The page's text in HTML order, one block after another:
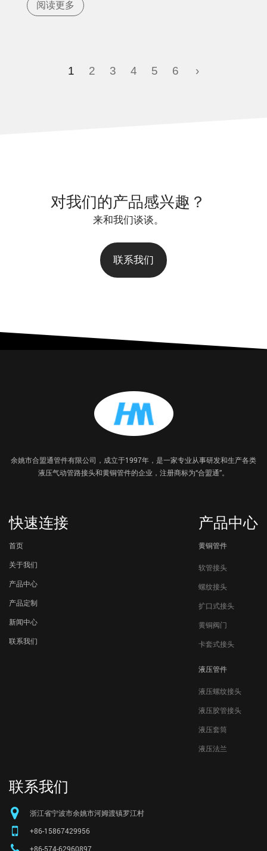
阅读更多
1 2 3 4 5 6 ›
对我们的产品感兴趣？
来和我们谈谈。
联系我们
余姚市合盟通管件有限公司，成立于1997年，是一家专业从事研发和生产各类
液压气动管路接头和黄铜管件的企业，注册商标为“合盟通”。
快速连接
首页
关于我们
产品中心
产品定制
新闻中心
联系我们
产品中心
黄铜管件
软管接头
螺纹接头
扩口式接头
黄铜阀门
卡套式接头
液压管件
液压螺纹接头
液压胶管接头
液压套筒
液压法兰
联系我们
浙江省宁波市余姚市河姆渡镇罗江村
+86-15867429956
+86-574-62960897